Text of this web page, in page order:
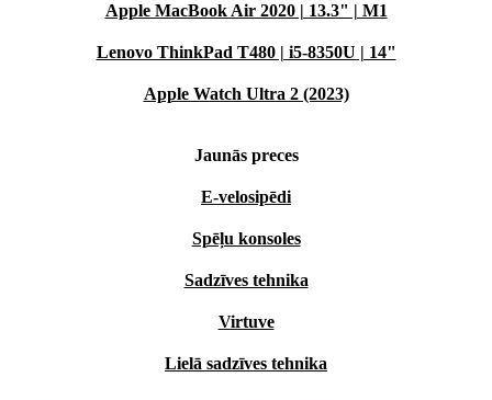
Apple MacBook Air 2020 | 13.3" | M1
Lenovo ThinkPad T480 | i5-8350U | 14"
Apple Watch Ultra 2 (2023)
Jaunās preces
E-velosipēdi
Spēļu konsoles
Sadzīves tehnika
Virtuve
Lielā sadzīves tehnika